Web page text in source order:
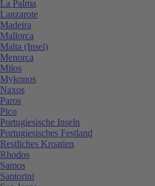
La Palma
Lanzarote
Madeira
Mallorca
Malta (Insel)
Menorca
Milos
Mykonos
Naxos
Paros
Pico
Portugiesische Inseln
Portugiesisches Festland
Restliches Kroatien
Rhodos
Samos
Santorini